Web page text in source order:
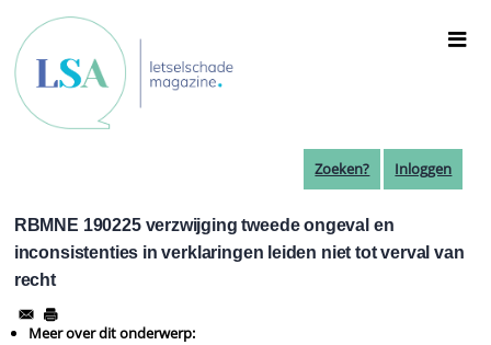
naar
de
inhoud
gaan
Zoeken? Inloggen
RBMNE 190225 verzwijging tweede ongeval en
inconsistenties in verklaringen leiden niet tot verval van
recht
Meer over dit onderwerp: